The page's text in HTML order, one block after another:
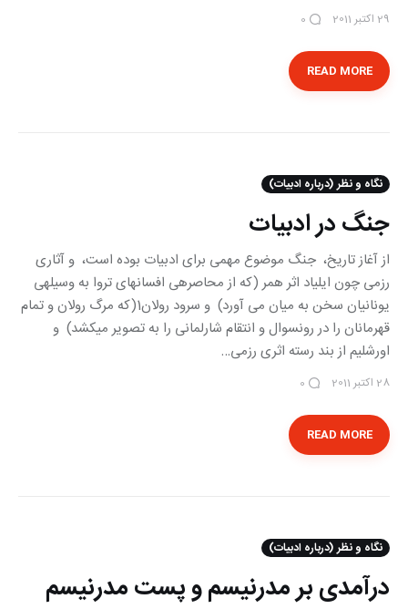
29 اکتبر 2011 0
READ MORE
نگاه و نظر (درباره ادبیات)
جنگ در ادبیات
از آغاز تاریخ، جنگ موضوع مهمی برای ادبیات بوده است، و آثاری
رزمی چون ایلیاد اثر همر (که از محاصره‎ی افسانه‏ای تروا به وسیله‎ی
یونانیان سخن به میان می‏ آورد) و سرود رولان‏1(که مرگ رولان و تمام‏
قهرمانان را در رونسوال و انتقام شارلمانی را به تصویر می‏کشد) و
اورشلیم از بند رسته اثری رزمی…
28 اکتبر 2011 0
READ MORE
نگاه و نظر (درباره ادبیات)
درآمدی بر مدرنیسم‏ و پست مدرنیسم